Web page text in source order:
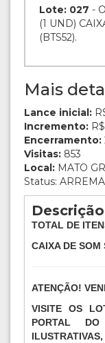
Lote: 027 -
(1 UND)
(BTS52).
Mais
Lance inicial:
Incremento:
Encerramento:
Visitas: 853
Local: MATO
Status:
TOTAL DE
CAIXA DE
ATENÇÃO!
VISITE OS
PORTAL DO